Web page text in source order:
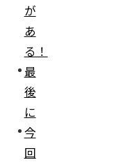
が
あ
る！
最
後
に
今
回